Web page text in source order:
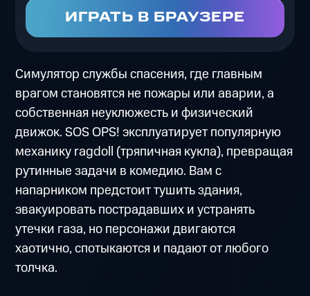
ИГРАТЬ В БРАУЗЕРЕ
Симулятор службы спасения, где главным
врагом становятся не пожары или аварии, а
собственная неуклюжесть и физический
движок. SOS OPS! эксплуатирует популярную
механику ragdoll (тряпичная кукла), превращая
рутинные задачи в комедию. Вам с
напарником предстоит тушить здания,
эвакуировать пострадавших и устранять
утечки газа, но персонажи двигаются
хаотично, спотыкаются и падают от любого
толчка.